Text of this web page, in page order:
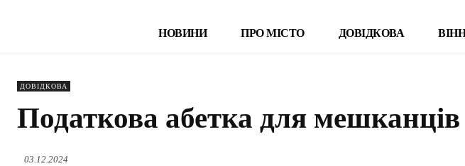
НОВИНИ ПРО МІСТО ДОВІДКОВА
ДОВІДКОВА
Податкова абетка для мешканців
03.12.2024